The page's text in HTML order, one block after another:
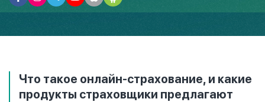
Что такое онлайн-страхование, и какие
продукты страховщики предлагают